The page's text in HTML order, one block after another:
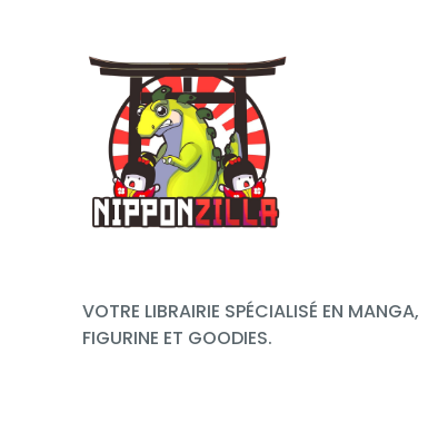
VOTRE LIBRAIRIE SPÉCIALISÉ EN MANGA,
FIGURINE ET GOODIES.